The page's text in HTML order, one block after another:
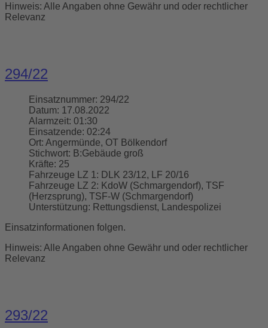
Hinweis: Alle Angaben ohne Gewähr und oder rechtlicher
Relevanz
294/22
Einsatznummer: 294/22
Datum: 17.08.2022
Alarmzeit: 01:30
Einsatzende: 02:24
Ort: Angermünde, OT Bölkendorf
Stichwort: B:Gebäude groß
Kräfte: 25
Fahrzeuge LZ 1: DLK 23/12, LF 20/16
Fahrzeuge LZ 2: KdoW (Schmargendorf), TSF
(Herzsprung), TSF-W (Schmargendorf)
Unterstützung: Rettungsdienst, Landespolizei
Einsatzinformationen folgen.
Hinweis: Alle Angaben ohne Gewähr und oder rechtlicher
Relevanz
293/22